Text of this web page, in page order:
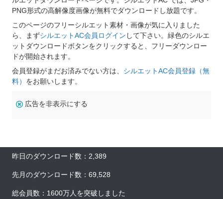
PNG形式の高解像度画像が無料でダウンロードし放題です。
このページのフリーシルエット素材・画像が気に入りました
ら、まずシルエットAC会員ログイン して下さい。緑色のシルエ
ットダウンロードボタンをクリックすると、フリーダウンロー
ドが開始されます。
会員登録がまだお済みでない方は、 シルエットAC会員登録（無
料） をお願いします。
広告を非表示にする
昨日のダウンロード数：2,389
先月のダウンロード数：69,528
総会員数：1600万人を突破しました